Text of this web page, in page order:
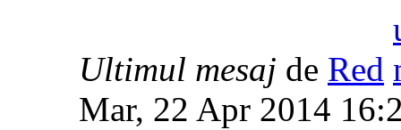
Ultimul mesaj de Red
Mar, 22 Apr 2014